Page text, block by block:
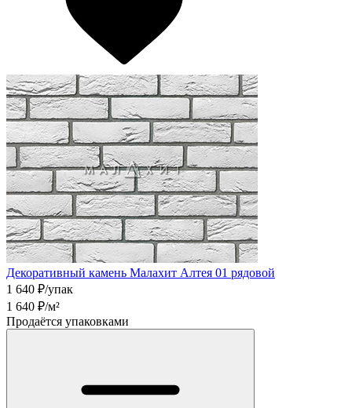
Декоративный камень Малахит Алтея 01 рядовой
1 640 ₽/упак
1 640 ₽/м²
Продаётся упаковками